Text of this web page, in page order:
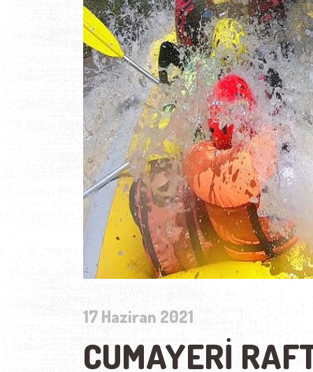
17 Haziran 2021
CUMAYERI